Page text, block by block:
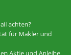
achten?
für Makler und
Aktie und Anleihe